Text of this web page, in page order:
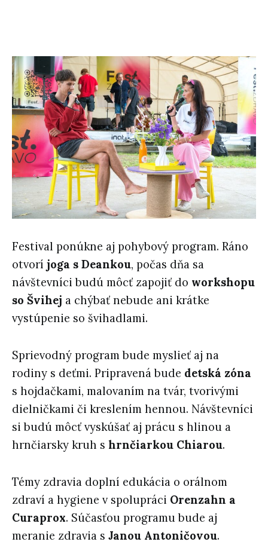
Festival ponúkne aj pohybový program. Ráno
otvorí joga s Deankou, počas dňa sa
návštevníci budú môcť zapojiť do workshopu
so Švihej a chýbať nebude ani krátke
vystúpenie so švihadlami.
Sprievodný program bude myslieť aj na
rodiny s deťmi. Pripravená bude detská zóna
s hojdačkami, malovaním na tvár, tvorivými
dielničkami či kreslením hennou. Návštevníci
si budú môcť vyskúšať aj prácu s hlinou a
hrnčiarsky kruh s hrnčiarkou Chiarou.
Témy zdravia doplní edukácia o orálnom
zdraví a hygiene v spolupráci Orenzahn a
Curaprox. Súčasťou programu bude aj
meranie zdravia s Janou Antoničovou.